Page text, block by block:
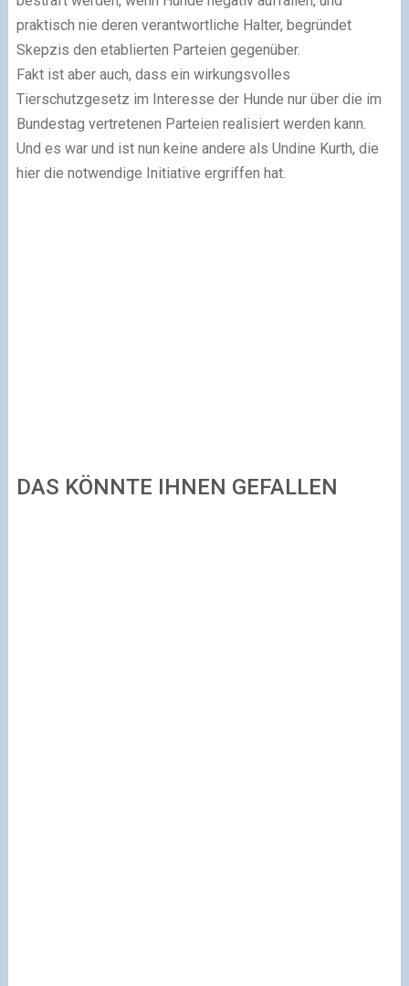
praktisch nie deren verantwortliche Halter, begründet
Skepzis den etablierten Parteien gegenüber.
Fakt ist aber auch, dass ein wirkungsvolles
Tierschutzgesetz im Interesse der Hunde nur über die im
Bundestag vertretenen Parteien realisiert werden kann.
Und es war und ist nun keine andere als Undine Kurth, die
hier die notwendige Initiative ergriffen hat.
DAS KÖNNTE IHNEN GEFALLEN